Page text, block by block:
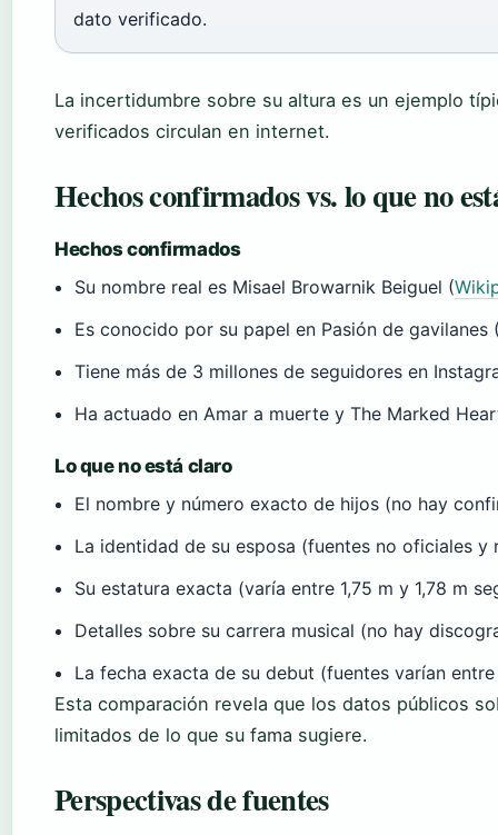
dato verificado.
La incertidumbre sobre su altura es un ejemplo
verificados circulan en internet.
Hechos confirmados vs. lo que no
Hechos confirmados
Su nombre real es Misael Browarnik Beiguel (
Es conocido por su papel en Pasión de
Tiene más de 3 millones de seguidores en
Ha actuado en Amar a muerte y The Marked
Lo que no está claro
El nombre y número exacto de hijos (no hay
La identidad de su esposa (fuentes no oficiales y
Su estatura exacta (varía entre 1,75 m y 1,78 m
Detalles sobre su carrera musical (no hay
La fecha exacta de su debut (fuentes varían entre
Esta comparación revela que los datos públicos
limitados de lo que su fama sugiere.
Perspectivas de fuentes